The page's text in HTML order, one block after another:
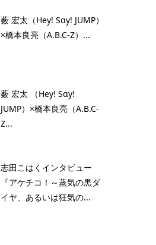
薮 宏太（Hey! Sɑy! JUMP）
×橋本良亮（A.B.C-Z）...
薮 宏太 （Hey! Sɑy!
JUMP）×橋本良亮（A.B.C-
Z...
志田こはくインタビュー
『アケチコ！～蒸気の黒ダ
イヤ、あるいは狂気の...